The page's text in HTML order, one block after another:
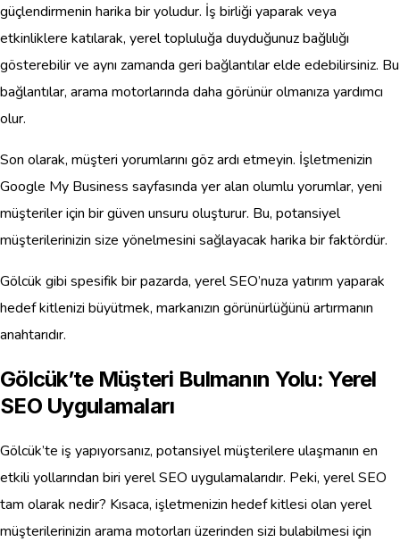
güçlendirmenin harika bir yoludur. İş birliği yaparak veya
etkinliklere katılarak, yerel topluluğa duyduğunuz bağlılığı
gösterebilir ve aynı zamanda geri bağlantılar elde edebilirsiniz. Bu
bağlantılar, arama motorlarında daha görünür olmanıza yardımcı
olur.
Son olarak, müşteri yorumlarını göz ardı etmeyin. İşletmenizin
Google My Business sayfasında yer alan olumlu yorumlar, yeni
müşteriler için bir güven unsuru oluşturur. Bu, potansiyel
müşterilerinizin size yönelmesini sağlayacak harika bir faktördür.
Gölcük gibi spesifik bir pazarda, yerel SEO’nuza yatırım yaparak
hedef kitlenizi büyütmek, markanızın görünürlüğünü artırmanın
anahtarıdır.
Gölcük’te Müşteri Bulmanın Yolu: Yerel
SEO Uygulamaları
Gölcük’te iş yapıyorsanız, potansiyel müşterilere ulaşmanın en
etkili yollarından biri yerel SEO uygulamalarıdır. Peki, yerel SEO
tam olarak nedir? Kısaca, işletmenizin hedef kitlesi olan yerel
müşterilerinizin arama motorları üzerinden sizi bulabilmesi için